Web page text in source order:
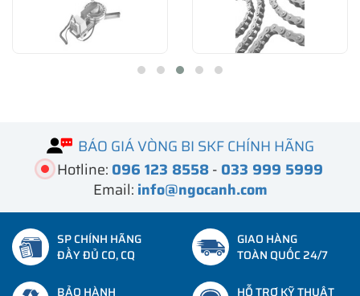
BÁO GIÁ VÒNG BI SKF CHÍNH HÃNG
Hotline: 096 123 8558- 033 999 5999
Email: info@ngocanh.com
SP CHÍNH HÃNG
ĐẦY ĐỦ CO, CQ
GIAO HÀNG
TOÀN QUỐC 24/7
BẢO HÀNH
HỖ TRỢ KỸ THUẬT